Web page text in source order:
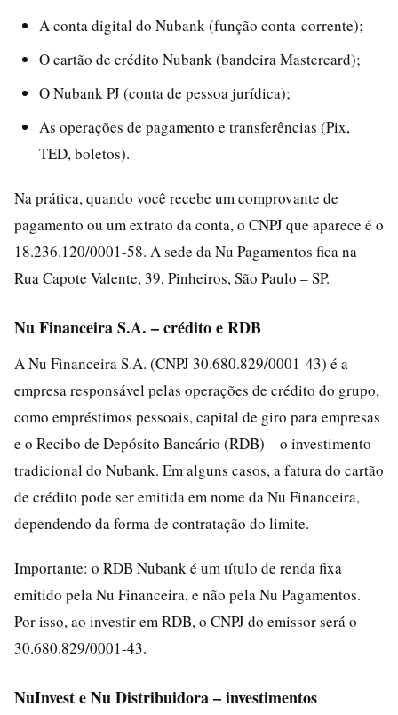
A conta digital do Nubank (função conta-corrente);
O cartão de crédito Nubank (bandeira Mastercard);
O Nubank PJ (conta de pessoa jurídica);
As operações de pagamento e transferências (Pix,
TED, boletos).
Na prática, quando você recebe um comprovante de
pagamento ou um extrato da conta, o CNPJ que aparece é o
18.236.120/0001-58. A sede da Nu Pagamentos fica na
Rua Capote Valente, 39, Pinheiros, São Paulo – SP.
Nu Financeira S.A. – crédito e RDB
A Nu Financeira S.A. (CNPJ 30.680.829/0001-43) é a
empresa responsável pelas operações de crédito do grupo,
como empréstimos pessoais, capital de giro para empresas
e o Recibo de Depósito Bancário (RDB) – o investimento
tradicional do Nubank. Em alguns casos, a fatura do cartão
de crédito pode ser emitida em nome da Nu Financeira,
dependendo da forma de contratação do limite.
Importante: o RDB Nubank é um título de renda fixa
emitido pela Nu Financeira, e não pela Nu Pagamentos.
Por isso, ao investir em RDB, o CNPJ do emissor será o
30.680.829/0001-43.
NuInvest e Nu Distribuidora – investimentos